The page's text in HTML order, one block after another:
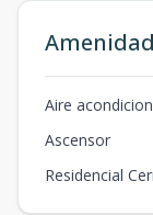
Aire
Ascensor
Residencial